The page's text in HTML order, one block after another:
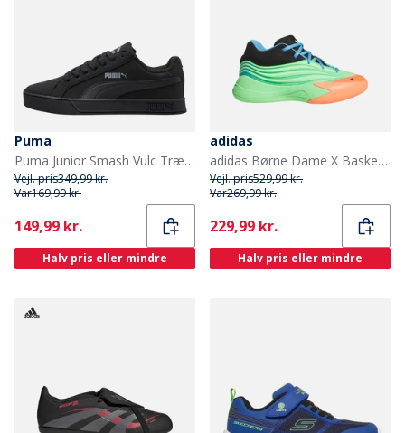
Puma
Puma Junior Smash Vulc Træningssko Sort/Grå
Vejl. pris349,99 kr.
Var169,99 kr.
Current
149,99 kr.
Halv pris eller mindre
adidas
adidas Børne Dame X Basketballsko Lime Burgundy/Signal Coral/Blue Burst
Vejl. pris529,99 kr.
Var269,99 kr.
Current
229,99 kr.
Halv pris eller mindre